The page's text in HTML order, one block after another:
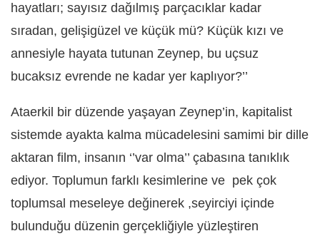
hayatları; sayısız dağılmış parçacıklar kadar
sıradan, gelişigüzel ve küçük mü? Küçük kızı ve
annesiyle hayata tutunan Zeynep, bu uçsuz
bucaksız evrende ne kadar yer kaplıyor?’’
Ataerkil bir düzende yaşayan Zeynep’in, kapitalist
sistemde ayakta kalma mücadelesini samimi bir dille
aktaran film, insanın ‘’var olma’’ çabasına tanıklık
ediyor. Toplumun farklı kesimlerine ve pek çok
toplumsal meseleye değinerek ,seyirciyi içinde
bulunduğu düzenin gerçekliğiyle yüzleştiren